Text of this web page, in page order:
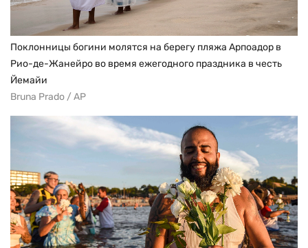
Поклонницы богини молятся на берегу пляжа Арпоадор в
Рио-де-Жанейро во время ежегодного праздника в честь
Йемайи
Bruna Prado / AP